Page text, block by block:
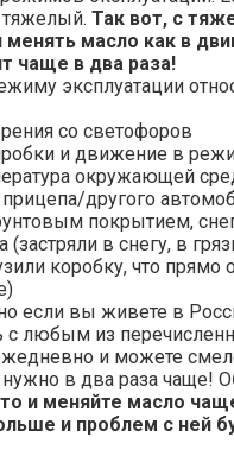
Так вот, с
менять масло как в
чаще в два раза!
эксплуатации
со светофоров
и движение в
окружающей
другого
покрытием,
(застряли в снегу, в
коробку, что прямо
если вы живете в
с любым из
и можете
в два раза чаще! О
и меняйте масло
и проблем с ней